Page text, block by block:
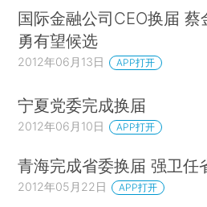
国际金融公司CEO换届 蔡
勇有望候选
2012年06月13日 APP打开
宁夏党委完成换届
2012年06月10日 APP打开
青海完成省委换届 强卫任
2012年05月22日 APP打开